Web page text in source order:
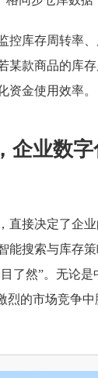
控库存周转率
某款商品的库
资金使用效率。
企业数
接决定了企业
搜索与库存
了然”。无论
的市场竞争中